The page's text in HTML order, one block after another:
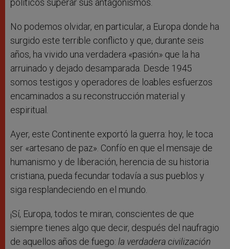
políticos superar sus antagonismos.
No podemos olvidar, en particular, a Europa donde ha
surgido este terrible conflicto y que, durante seis
años, ha vivido una verdadera «pasión» que la ha
arruinado y dejado desamparada. Desde 1945
somos testigos y operadores de loables esfuerzos
encaminados a su reconstrucción material y
espiritual.
Ayer, este Continente exportó la guerra: hoy, le toca
ser «artesano de paz». Confío en que el mensaje de
humanismo y de liberación, herencia de su historia
cristiana, pueda fecundar todavía a sus pueblos y
siga resplandeciendo en el mundo.
¡Sí, Europa, todos te miran, conscientes de que
siempre tienes algo que decir, después del naufragio
de aquellos años de fuego: la verdadera civilización